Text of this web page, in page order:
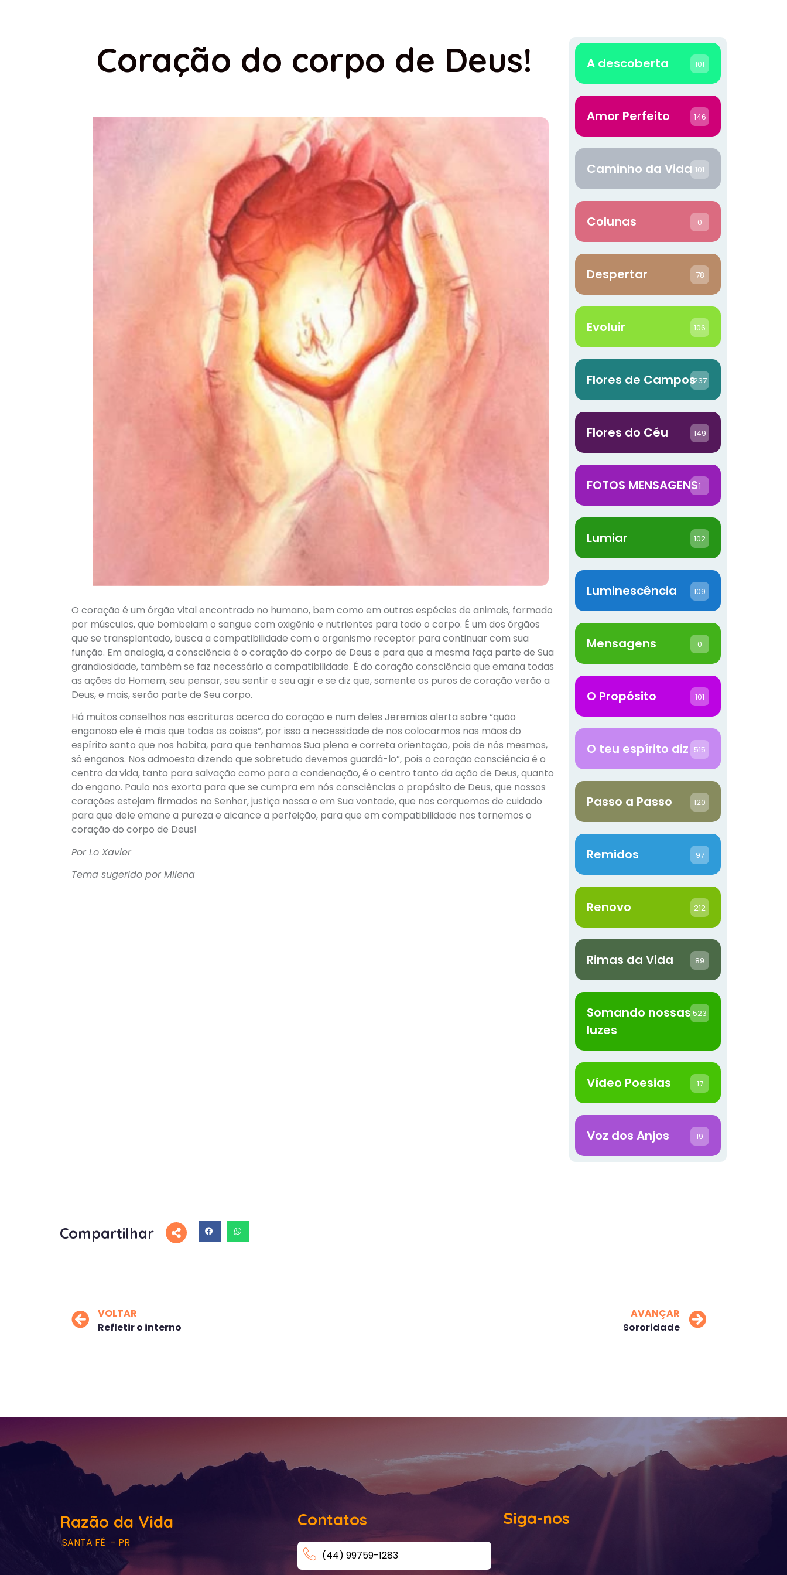
Coração do corpo de Deus!
O coração é um órgão vital encontrado no humano, bem como em outras espécies de animais, formado
por músculos, que bombeiam o sangue com oxigênio e nutrientes para todo o corpo. É um dos órgãos
que se transplantado, busca a compatibilidade com o organismo receptor para continuar com sua
função. Em analogia, a consciência é o coração do corpo de Deus e para que a mesma faça parte de Sua
grandiosidade, também se faz necessário a compatibilidade. É do coração consciência que emana todas
as ações do Homem, seu pensar, seu sentir e seu agir e se diz que, somente os puros de coração verão a
Deus, e mais, serão parte de Seu corpo.
Há muitos conselhos nas escrituras acerca do coração e num deles Jeremias alerta sobre “quão
enganoso ele é mais que todas as coisas”, por isso a necessidade de nos colocarmos nas mãos do
espírito santo que nos habita, para que tenhamos Sua plena e correta orientação, pois de nós mesmos,
só enganos. Nos admoesta dizendo que sobretudo devemos guardá-lo”, pois o coração consciência é o
centro da vida, tanto para salvação como para a condenação, é o centro tanto da ação de Deus, quanto
do engano. Paulo nos exorta para que se cumpra em nós consciências o propósito de Deus, que nossos
corações estejam firmados no Senhor, justiça nossa e em Sua vontade, que nos cerquemos de cuidado
para que dele emane a pureza e alcance a perfeição, para que em compatibilidade nos tornemos o
coração do corpo de Deus!
Por Lo Xavier
Tema sugerido por Milena
A descoberta 101
Amor Perfeito 146
Caminho da Vida 101
Colunas 0
Despertar 78
Evoluir 106
Flores de Campos237
Flores do Céu 149
FOTOS MENSAGENS1
Lumiar 102
Luminescência 109
Mensagens 0
O Propósito 101
O teu espírito diz 515
Passo a Passo 120
Remidos 97
Renovo 212
Rimas da Vida 89
Somando nossas
luzes
523
Vídeo Poesias 17
Voz dos Anjos 19
Compartilhar
VOLTAR
Refletir o interno
AVANÇAR
Sororidade
Razão da Vida
SANTA FÉ – PR
Contatos
(44) 99759-1283
Siga-nos